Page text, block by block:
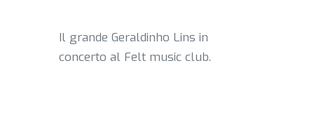
Il grande Geraldinho Lins in
concerto al Felt music club.